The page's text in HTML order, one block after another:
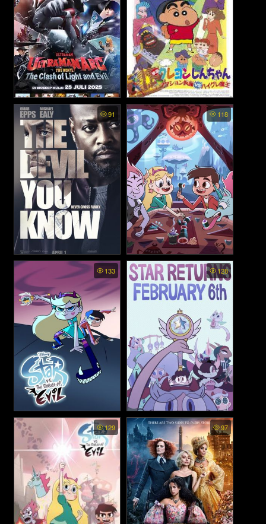
สหายนักสำรวจ (2014)
Ultraman Arc The Movie:
The Clash of Light and Evil -
อุลตร้าแมนอาร์ค เดอะมูฟวี่:
ศึกชี้ชะตาแห่งแสงและความ
มืด (2025)
Crayon Shin chan Action
Mask vs Leotard Devil - ชิน
จัง เดอะมูฟวี่ หน้ากากแอ็คชัน
ปะทะ ชุดรัดรูปปีศาจ (1993)
91
The Devil You Know - ปีศาจที่
คุณรู้จัก (2022)
118
star vs the forces of evil ss4
พากย์ไทย (2025)
133
Star vs the Forces of Evil ss3
พากย์ไทย (2018)
128
Star vs the Forces of Evil ss2
พากย์ไทย (2016)
129 97